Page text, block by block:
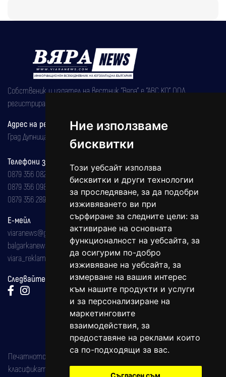
Ние използваме
бисквитки
Този уебсайт използва
бисквитки и други технологии
за проследяване, за да подобри
изживяването ви при
сърфиране за следните цели: за
активиране на основната
функционалност на уебсайта, за
да осигурим по-добро
изживяване на уебсайта, за
измерване на вашия интерес
към нашите продукти и услуги
и за персонализиране на
маркетинговите
взаимодействия, за
предоставяне на реклами които
са по-подходящи за вас.
Съгласен съм
Собственик и издател на вестник "Вяра" е "АВС КО" ООД,
регистрирана на 08.05.2002 година.
Адрес на редакцията
Град Дупница, ул.''Христо Ботев" 43
Телефони за реклама и абонаменти
0879 356 082
0879 356 098
0879 356 289
Е-мейл
viaranews@gmail.com
balgarkanews@gmail.com
viara_reklama@mail.bg
Следвайте ни:
Печатното издание на вестника е регистрирано в националния
класификатор на печатните издания (Българска национална